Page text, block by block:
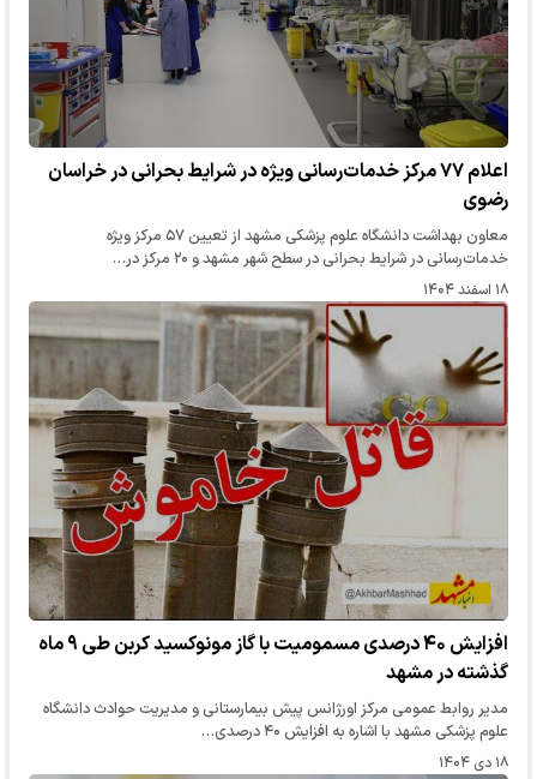
اعلام ۷۷ مرکز خدمات‌رسانی ویژه در شرایط بحرانی در خراسان
رضوی
معاون بهداشت دانشگاه علوم پزشکی مشهد از تعیین ۵۷ مرکز ویژه
خدمات‌رسانی در شرایط بحرانی در سطح شهر مشهد و ۲۰ مرکز در…
۱۸ اسفند ۱۴۰۴
افزایش ۴۰ درصدی مسمومیت با گاز مونوکسید کربن طی ۹ ماه
گذشته در مشهد
مدیر روابط عمومی مرکز اورژانس پیش بیمارستانی و مدیریت حوادث دانشگاه
علوم پزشکی مشهد با اشاره به افزایش ۴۰ درصدی…
۱۸ دی ۱۴۰۴